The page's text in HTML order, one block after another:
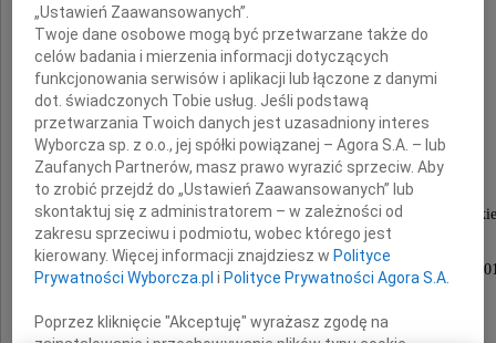
zmarła po ciężkiej chorobie w wieku 88 lat
Maria Olszewska
b.starszy kustosz dyplomowany w Bibliotece
Pogrzeb odbędzie się w poniedziałek 2 października
o godzinie 12.30 na cmentarzu Junikowo.
„Ustawień Zaawansowanych”.
Twoje dane osobowe mogą być przetwarzane także do
celów badania i mierzenia informacji dotyczących
funkcjonowania serwisów i aplikacji lub łączone z danymi
dot. świadczonych Tobie usług. Jeśli podstawą
przetwarzania Twoich danych jest uzasadniony interes
Wyborcza sp. z o.o., jej spółki powiązanej – Agora S.A. – lub
Zaufanych Partnerów, masz prawo wyrazić sprzeciw. Aby
to zrobić przejdź do „Ustawień Zaawansowanych” lub
skontaktuj się z administratorem – w zależności od
zakresu sprzeciwu i podmiotu, wobec którego jest
kierowany. Więcej informacji znajdziesz wPolityce
Prywatności Wyborcza.pl iPolityce Prywatności Agora S.A.
Poprzez kliknięcie "Akceptuję" wyrażasz zgodę na